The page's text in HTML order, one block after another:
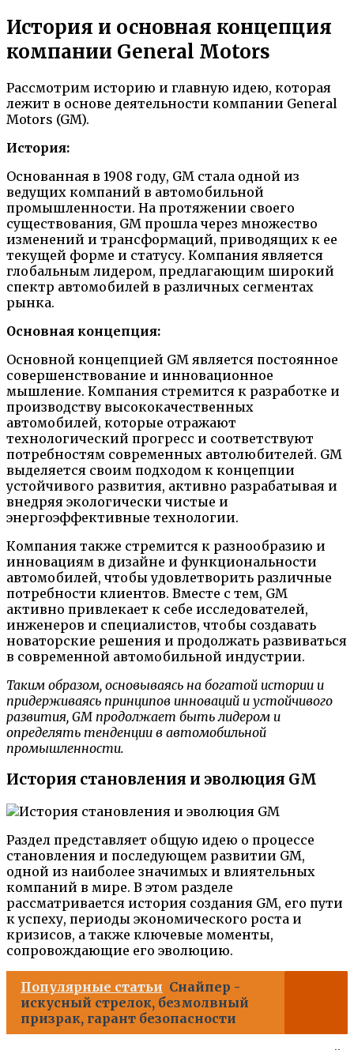
История и основная концепция
компании General Motors
Рассмотрим историю и главную идею, которая
лежит в основе деятельности компании General
Motors (GM).
История:
Основанная в 1908 году, GM стала одной из
ведущих компаний в автомобильной
промышленности. На протяжении своего
существования, GM прошла через множество
изменений и трансформаций, приводящих к ее
текущей форме и статусу. Компания является
глобальным лидером, предлагающим широкий
спектр автомобилей в различных сегментах
рынка.
Основная концепция:
Основной концепцией GM является постоянное
совершенствование и инновационное
мышление. Компания стремится к разработке и
производству высококачественных
автомобилей, которые отражают
технологический прогресс и соответствуют
потребностям современных автолюбителей. GM
выделяется своим подходом к концепции
устойчивого развития, активно разрабатывая и
внедряя экологически чистые и
энергоэффективные технологии.
Компания также стремится к разнообразию и
инновациям в дизайне и функциональности
автомобилей, чтобы удовлетворить различные
потребности клиентов. Вместе с тем, GM
активно привлекает к себе исследователей,
инженеров и специалистов, чтобы создавать
новаторские решения и продолжать развиваться
в современной автомобильной индустрии.
Таким образом, основываясь на богатой истории и
придерживаясь принципов инноваций и устойчивого
развития, GM продолжает быть лидером и
определять тенденции в автомобильной
промышленности.
История становления и эволюция GM
Раздел представляет общую идею о процессе
становления и последующем развитии GM,
одной из наиболее значимых и влиятельных
компаний в мире. В этом разделе
рассматривается история создания GM, его пути
к успеху, периоды экономического роста и
кризисов, а также ключевые моменты,
сопровождающие его эволюцию.
Популярные статьи Снайпер -
искусный стрелок, безмолвный
призрак, гарант безопасности